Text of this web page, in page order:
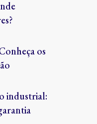
os
industrial: